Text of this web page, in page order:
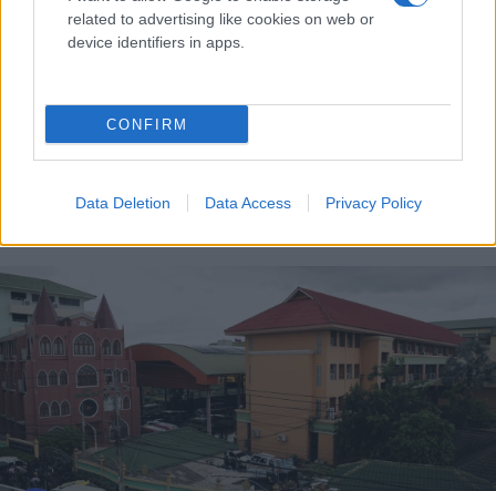
related to advertising like cookies on web or
device identifiers in apps.
CONFIRM
Data Deletion Data Access Privacy Policy